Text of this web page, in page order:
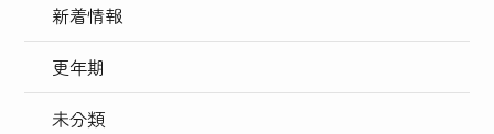
新着情報
更年期
未分類